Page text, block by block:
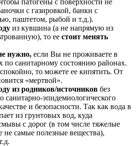
с газировкой, банки с
паштетом, рыбой и т.д.).
из кувшина (а не напрямую из
то ее стоит менять
нужно, если Вы не проживаете в
по санитарному состоянию районах.
то можете ее кипятить. От
«мертвой».
из родников/источников без
санитарно-эпидемиологического
и безопасности. Так как вода в
из грунтовых вод, куда
с дорог (в том числе тяжелые
не самые полезные вещества),